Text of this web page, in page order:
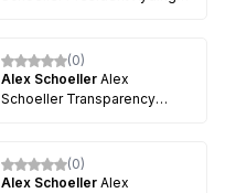
(0)
Alex Schoeller Alex
Schoeller Transparency
(0)
Alex Schoeller Alex